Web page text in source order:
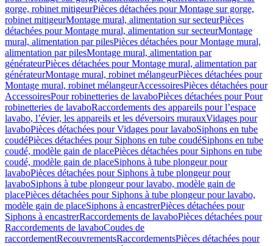
gorge, robinet mitigeurPièces détachées pour Montage sur gorge,
robinet mitigeurMontage mural, alimentation sur secteurPièces
détachées pour Montage mural, alimentation sur secteurMontage
mural, alimentation par pilesPièces détachées pour Montage mural,
alimentation par pilesMontage mural, alimentation par
générateurPièces détachées pour Montage mural, alimentation par
générateurMontage mural, robinet mélangeurPièces détachées pour
Montage mural, robinet mélangeurAccessoiresPièces détachées pour
AccessoiresPour robinetteries de lavaboPièces détachées pour Pour
robinetteries de lavaboRaccordements des appareils pour l’espace
lavabo, l’évier, les appareils et les déversoirs murauxVidages pour
lavaboPièces détachées pour Vidages pour lavaboSiphons en tube
coudéPièces détachées pour Siphons en tube coudéSiphons en tube
coudé, modèle gain de placePièces détachées pour Siphons en tube
coudé, modèle gain de placeSiphons à tube plongeur pour
lavaboPièces détachées pour Siphons à tube plongeur pour
lavaboSiphons à tube plongeur pour lavabo, modèle gain de
placePièces détachées pour Siphons à tube plongeur pour lavabo,
modèle gain de placeSiphons à encastrerPièces détachées pour
Siphons à encastrerRaccordements de lavaboPièces détachées pour
Raccordements de lavaboCoudes de
raccordementRecouvrementsRaccordementsPièces détachées pour